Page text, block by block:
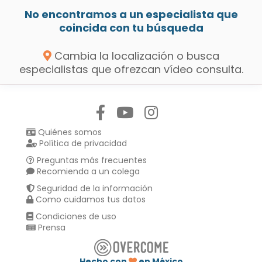
No encontramos a un especialista que
coincida con tu búsqueda
Cambia la localización o busca
especialistas que ofrezcan vídeo consulta.
Quiénes somos
Política de privacidad
Preguntas más frecuentes
Recomienda a un colega
Seguridad de la información
Como cuidamos tus datos
Condiciones de uso
Prensa